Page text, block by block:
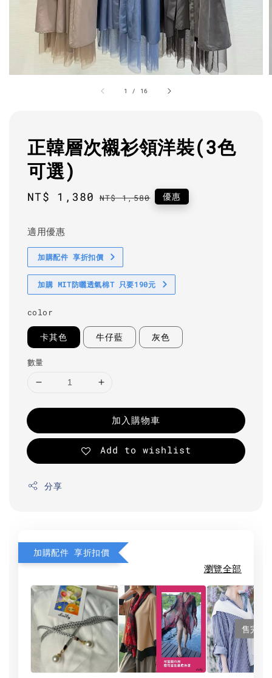
1 / 16
正韓層次襯衫領洋裝(3色
可選)
Sale
NT$ 1,380 Regular
NT$ 1,580 優惠
適用優惠
加購配件 享折扣價
加購 MIT防曬透氣棉T 只要190元
color
卡其色 牛仔藍 灰色
數量
加入購物車
Add to wishlist
分享
加購配件 享折扣價
瀏覽全部
售完